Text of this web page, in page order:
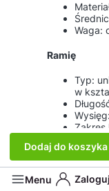
Waga:
Ramię
Typ:
w
Zakres
Ciężar
(w tym
Zakres
Dodaj do koszyka
Menu